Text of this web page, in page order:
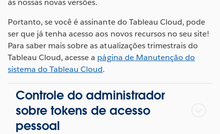
às nossas novas versões.
Portanto, se você é assinante do Tableau Cloud, pode
ser que já tenha acesso aos novos recursos no seu site!
Para saber mais sobre as atualizações trimestrais do
Tableau Cloud, acesse a página de Manutenção do
sistema do Tableau Cloud.
Controle do administrador
sobre tokens de acesso
pessoal